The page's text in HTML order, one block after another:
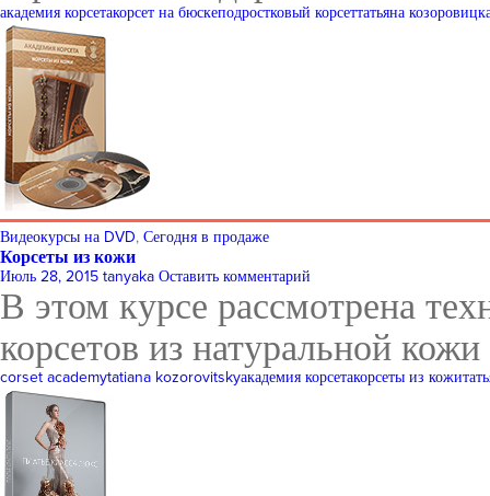
академия корсетакорсет на бюскеподростковый корсеттатьяна
Видеокурсы на DVD, Сегодня в продаже
Корсеты из кожи
Июль 28, 2015 tanyaka Оставить комментарий
В этом курсе рассмотрена
корсетов из натуральной кожи
corset academytatiana kozorovitskyакадемия корсетакорсеты из кожи